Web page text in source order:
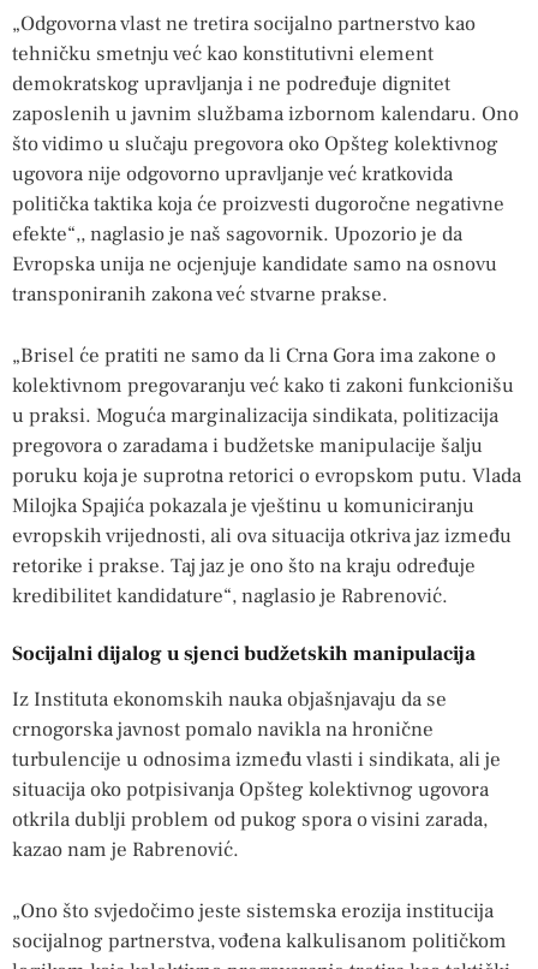
„Odgovorna vlast ne tretira socijalno partnerstvo kao
tehničku smetnju već kao konstitutivni element
demokratskog upravljanja i ne podređuje dignitet
zaposlenih u javnim službama izbornom kalendaru. Ono
što vidimo u slučaju pregovora oko Opšteg kolektivnog
ugovora nije odgovorno upravljanje već kratkovida
politička taktika koja će proizvesti dugoročne negativne
efekte“,, naglasio je naš sagovornik. Upozorio je da
Evropska unija ne ocjenjuje kandidate samo na osnovu
transponiranih zakona već stvarne prakse.
„Brisel će pratiti ne samo da li Crna Gora ima zakone o
kolektivnom pregovaranju već kako ti zakoni funkcionišu
u praksi. Moguća marginalizacija sindikata, politizacija
pregovora o zaradama i budžetske manipulacije šalju
poruku koja je suprotna retorici o evropskom putu. Vlada
Milojka Spajića pokazala je vještinu u komuniciranju
evropskih vrijednosti, ali ova situacija otkriva jaz između
retorike i prakse. Taj jaz je ono što na kraju određuje
kredibilitet kandidature“, naglasio je Rabrenović.
Socijalni dijalog u sjenci budžetskih manipulacija
Iz Instituta ekonomskih nauka objašnjavaju da se
crnogorska javnost pomalo navikla na hronične
turbulencije u odnosima između vlasti i sindikata, ali je
situacija oko potpisivanja Opšteg kolektivnog ugovora
otkrila dublji problem od pukog spora o visini zarada,
kazao nam je Rabrenović.
„Ono što svjedočimo jeste sistemska erozija institucija
socijalnog partnerstva, vođena kalkulisanom političkom